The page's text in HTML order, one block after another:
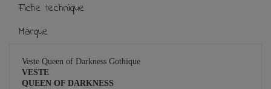
Fiche technique
Marque
Veste Queen of Darkness Gothique
VESTE
QUEEN OF DARKNESS